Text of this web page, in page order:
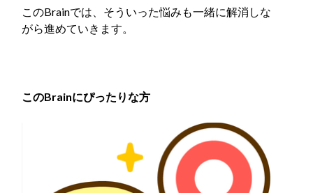
このBrainでは、そういった悩みも一緒に解消しな
がら進めていきます。
このBrainにぴったりな方